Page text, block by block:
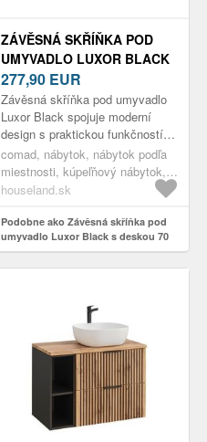
ZÁVĚSNÁ SKŘÍŇKA POD
UMYVADLO LUXOR BLACK
S DESKOU 70 CM
ČERNÁ/DUB OLEJOVANÝ
277,90 EUR
Závěsná skříňka pod umyvadlo
Luxor Black spojuje moderní
design s praktickou funkčností.
Je složena ze dvou modulů –
závěsné koupelnové skříňky
Lux...
comad, nábytok, nábytok podľa
miestnosti, kúpeľňový nábytok,
umývadlové skrinky, skrinky pod
houseland.sk
Podobne ako Závěsná skříňka pod
umyvadlo Luxor Black s deskou 70
cm černá/dub olejovaný